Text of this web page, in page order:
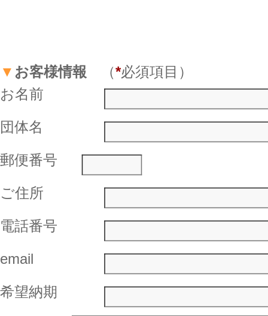
▼ お客様情報 （*必須項目）
お名前
団体名
郵便番号
ご住所
電話番号
email
希望納期